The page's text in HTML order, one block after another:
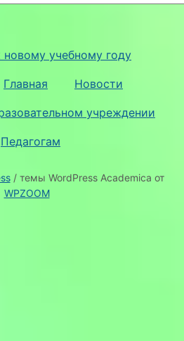
учебному году
Главная Новости
учреждении
Педагогам
/ темы WordPress Academica от
WPZOOM